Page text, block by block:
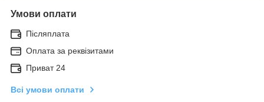
Умови оплати
Післяплата
Оплата за реквізитами
Приват 24
Всі умови оплати